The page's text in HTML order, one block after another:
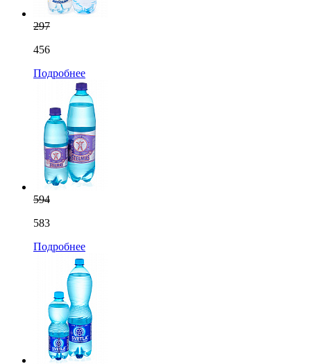
297
456
Подробнее
594
583
Подробнее